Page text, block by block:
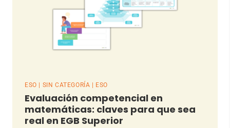
ESO | SIN CATEGORÍA | ESO
Evaluación competencial en
matemáticas: claves para que sea
real en EGB Superior